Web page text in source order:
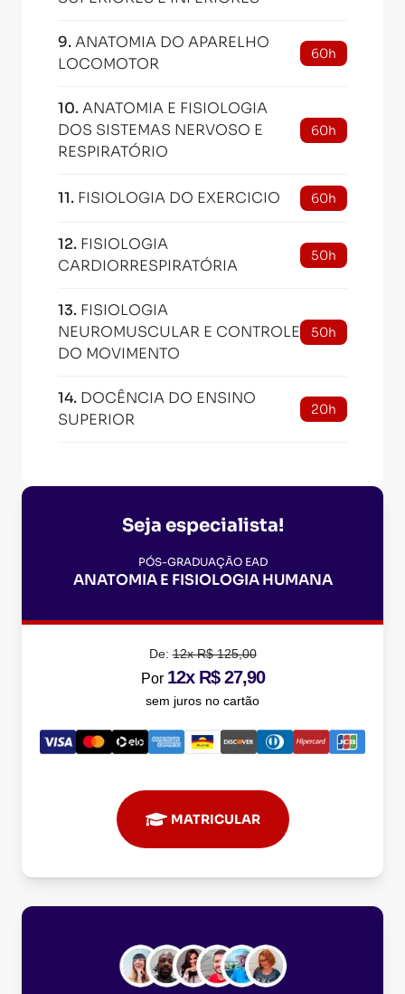
9.ANATOMIA DO APARELHO
LOCOMOTOR
60h
10.ANATOMIA E FISIOLOGIA
DOS SISTEMAS NERVOSO E
RESPIRATÓRIO
60h
11. FISIOLOGIA DO EXERCICIO 60h
12. FISIOLOGIA
CARDIORRESPIRATÓRIA
50h
13. FISIOLOGIA
NEUROMUSCULAR E CONTROLE
DO MOVIMENTO
50h
14. DOCÊNCIA DO ENSINO
SUPERIOR
20h
Seja especialista!
PÓS-GRADUAÇÃO EAD
ANATOMIA E FISIOLOGIA HUMANA
De:12x R$ 125,00
Por 12x R$ 27,90
sem juros no cartão
MATRICULAR